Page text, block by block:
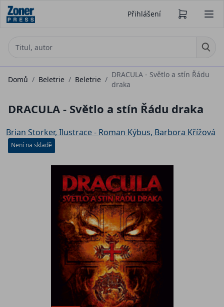
Přihlášení
Domů / Beletrie / Beletrie /
DRACULA - Světlo a stín Řádu
draka
DRACULA - Světlo a stín Řádu draka
Brian Storker, Ilustrace - Roman Kýbus, Barbora Křížová
Není na skladě